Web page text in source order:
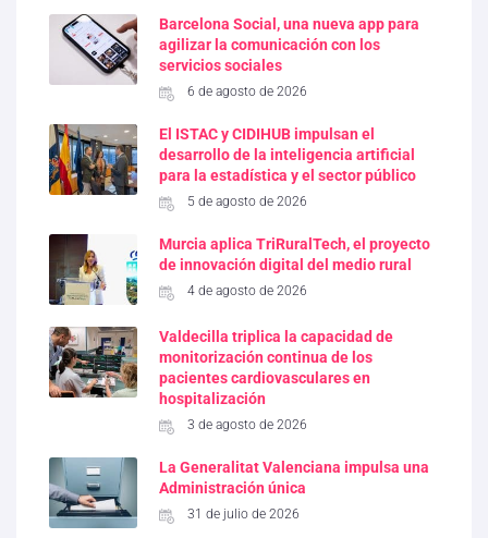
Barcelona Social, una nueva app para
agilizar la comunicación con los
servicios sociales
6 de agosto de 2026
El ISTAC y CIDIHUB impulsan el
desarrollo de la inteligencia artificial
para la estadística y el sector público
5 de agosto de 2026
Murcia aplica TriRuralTech, el proyecto
de innovación digital del medio rural
4 de agosto de 2026
Valdecilla triplica la capacidad de
monitorización continua de los
pacientes cardiovasculares en
hospitalización
3 de agosto de 2026
La Generalitat Valenciana impulsa una
Administración única
31 de julio de 2026